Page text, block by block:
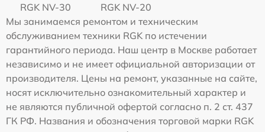
RGK NV-30
RGK NV-20
Мы занимаемся ремонтом и техническим
обслуживанием техники RGK по истечении
гарантийного периода. Наш центр в Москве работает
независимо и не имеет официальной авторизации от
производителя. Цены на ремонт, указанные на сайте,
носят исключительно ознакомительный характер и
не являются публичной офертой согласно п. 2 ст. 437
ГК РФ. Названия и обозначения торговой марки RGK